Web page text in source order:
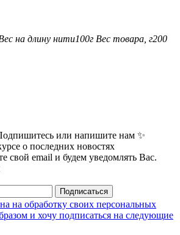
на длину нити100г Вес товара, г200
или напишите нам ✨
о последних новостях
свой email и будем уведомлять Вас.
Подписаться
на обработку своих персональных
и хочу подписаться на следующие